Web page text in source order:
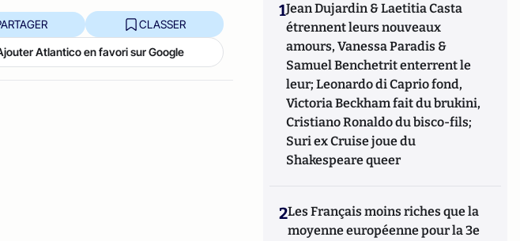
CLASSER
Atlantico en favori sur Google
1Jean Dujardin & Laetitia Casta
étrennent leurs nouveaux
amours, Vanessa Paradis &
Samuel Benchetrit enterrent le
leur; Leonardo di Caprio fond,
Victoria Beckham fait du brukini,
Cristiano Ronaldo du bisco-fils;
Suri ex Cruise joue du
Shakespeare queer
2Les Français moins riches que la
moyenne européenne pour la 3e